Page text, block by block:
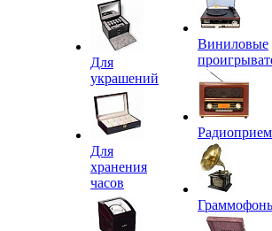
Для
украшений
Для
хранения
часов
Виниловые